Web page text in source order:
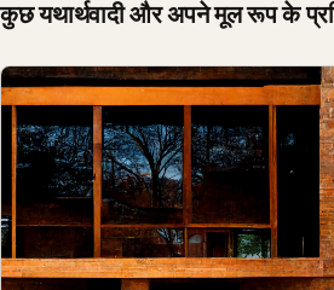
कुछ यथार्थवादी और अपने मूल रूप के